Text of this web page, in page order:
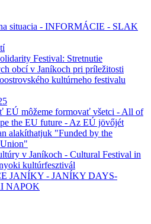
situacia - INFORMÁCIE - SLAK
Festival: Stretnutie
obcí v Janíkoch pri príležitosti
kultúrneho festivalu
EÚ môžeme formovať všetci - All of
the EU future - Az EÚ jövőjét
alakíthatjuk "Funded by the
v Janíkoch - Cultural Festival in
kultúrfesztivál
JANÍKY - JANÍKY DAYS-
NAPOK